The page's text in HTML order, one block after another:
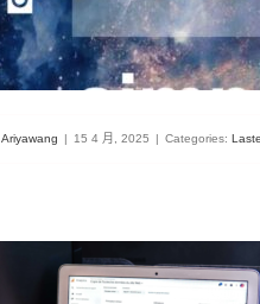
行銷
Ariyawang | 15 4 月, 2025 | Categories: